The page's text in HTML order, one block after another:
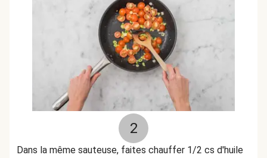
2
Dans la même sauteuse, faites chauffer 1/2 cs d'huile